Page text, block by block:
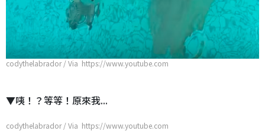
codythelabrador / Via https://www.youtube.com
▼咦！？等等！原來我...
codythelabrador / Via https://www.youtube.com